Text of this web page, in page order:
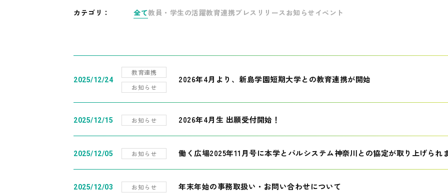
カテゴリ： 全て教員・学生の活躍教育連携プレスリリース お知らせ イベント
2025/12/24
教育連携
お知らせ
2026年4月より、新島学園短期大学との教育連携が開始
2025/12/15 お知らせ 2026年4月生 出願受付開始！
2025/12/05 お知らせ 働く広場2025年11月号に本学とパルシステム神奈川との協定が取り上げられ
2025/12/03 お知らせ 年末年始の事務取扱い・お問い合わせについて